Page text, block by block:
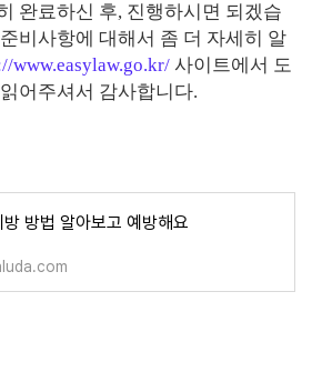
완료하신 후, 진행하시면 되겠습
비사항에 대해서 좀 더 자세히 알
www.easylaw.go.kr/ 사이트에서 도
어주셔서 감사합니다.
방 방법 알아보고 예방해요